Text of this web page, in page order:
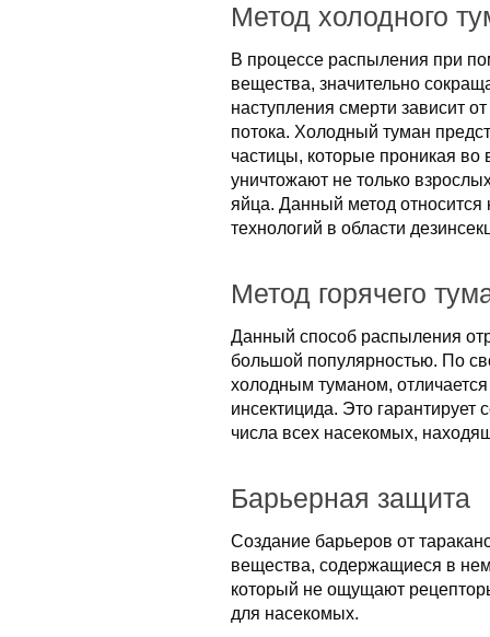
Метод холодного
В процессе распыления при
вещества, значительно
наступления смерти зависит
потока. Холодный туман
частицы, которые проникая
уничтожают не только
яйца. Данный метод
технологий в области
Метод горячего
Данный способ распыления
большой популярностью. По
холодным туманом,
инсектицида. Это
числа всех насекомых,
Барьерная защита
Создание барьеров от
вещества, содержащиеся в
который не ощущают
для насекомых.